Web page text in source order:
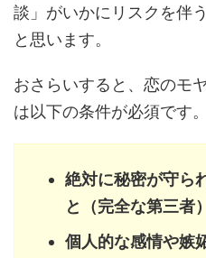
談」がいかにリスクを伴
と思います。
おさらいすると、恋のモ
は以下の条件が必須です。
絶対に秘密が守ら
と（完全な第三者）
個人的な感情や嫉